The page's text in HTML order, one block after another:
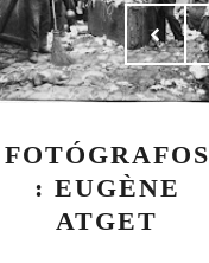
FOTÓGRAFOS
: EUGÈNE
ATGET